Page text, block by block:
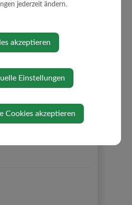
jederzeit ändern.
akzeptieren
Einstellungen
Cookies akzeptieren